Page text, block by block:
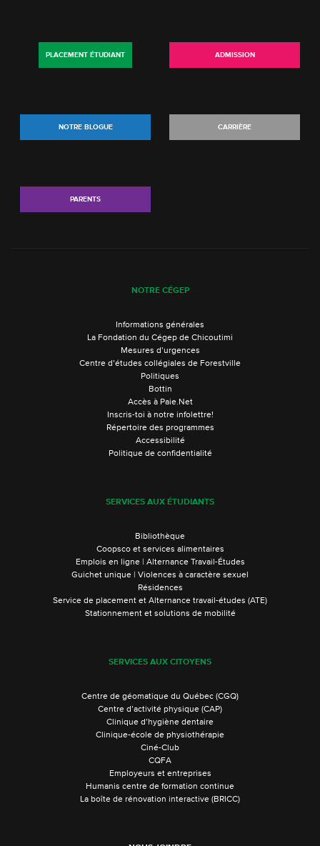
PLACEMENT ÉTUDIANT ADMISSION
NOTRE BLOGUE CARRIÈRE
PARENTS
NOTRE CÉGEP
Informations générales
La Fondation du Cégep de Chicoutimi
Mesures d’urgences
Centre d’études collégiales de Forestville
Politiques
Bottin
Accès à Paie.Net
Inscris-toi à notre infolettre!
Répertoire des programmes
Accessibilité
Politique de confidentialité
SERVICES AUX ÉTUDIANTS
Bibliothèque
Coopsco et services alimentaires
Emplois en ligne | Alternance Travail-Études
Guichet unique | Violences à caractère sexuel
Résidences
Service de placement et Alternance travail-études (ATE)
Stationnement et solutions de mobilité
SERVICES AUX CITOYENS
Centre de géomatique du Québec (CGQ)
Centre d’activité physique (CAP)
Clinique d’hygiène dentaire
Clinique-école de physiothérapie
Ciné-Club
CQFA
Employeurs et entreprises
Humanis centre de formation continue
La boîte de rénovation interactive (BRICC)